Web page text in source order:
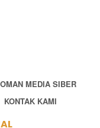
MEDIA SIBER
KONTAK KAMI